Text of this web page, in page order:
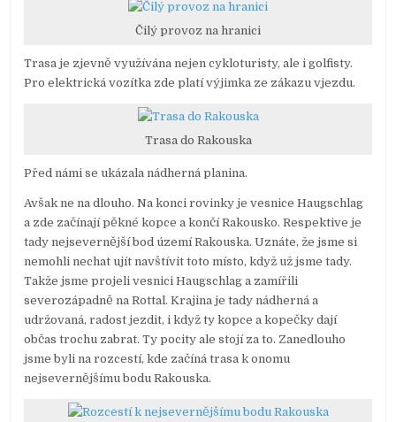
Čilý provoz na hranici
Trasa je zjevně využívána nejen cykloturisty, ale i golfisty.
Pro elektrická vozítka zde platí výjimka ze zákazu vjezdu.
Trasa do Rakouska
Před námi se ukázala nádherná planina.
Avšak ne na dlouho. Na konci rovinky je vesnice Haugschlag
a zde začínají pěkné kopce a končí Rakousko. Respektive je
tady nejsevernější bod území Rakouska. Uznáte, že jsme si
nemohli nechat ujít navštívit toto místo, když už jsme tady.
Takže jsme projeli vesnici Haugschlag a zamířili
severozápadně na Rottal. Krajina je tady nádherná a
udržovaná, radost jezdit, i když ty kopce a kopečky dají
občas trochu zabrat. Ty pocity ale stojí za to. Zanedlouho
jsme byli na rozcestí, kde začíná trasa k onomu
nejsevernějšímu bodu Rakouska.